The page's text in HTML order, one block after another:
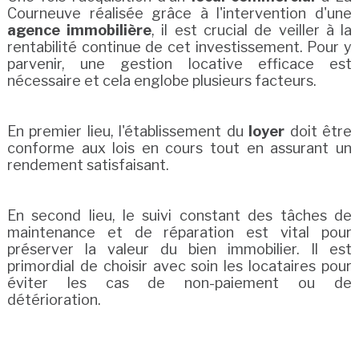
Courneuve réalisée grâce à l'intervention d'une
agence immobilière, il est crucial de veiller à la
rentabilité continue de cet investissement. Pour y
parvenir, une gestion locative efficace est
nécessaire et cela englobe plusieurs facteurs.
En premier lieu, l'établissement du loyer doit être
conforme aux lois en cours tout en assurant un
rendement satisfaisant.
En second lieu, le suivi constant des tâches de
maintenance et de réparation est vital pour
préserver la valeur du bien immobilier. Il est
primordial de choisir avec soin les locataires pour
éviter les cas de non-paiement ou de
détérioration.